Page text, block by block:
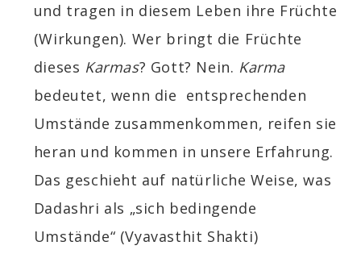
und tragen in diesem Leben ihre Früchte
(Wirkungen). Wer bringt die Früchte
dieses Karmas? Gott? Nein. Karma
bedeutet, wenn die entsprechenden
Umstände zusammenkommen, reifen sie
heran und kommen in unsere Erfahrung.
Das geschieht auf natürliche Weise, was
Dadashri als „sich bedingende
Umstände“ (Vyavasthit Shakti)